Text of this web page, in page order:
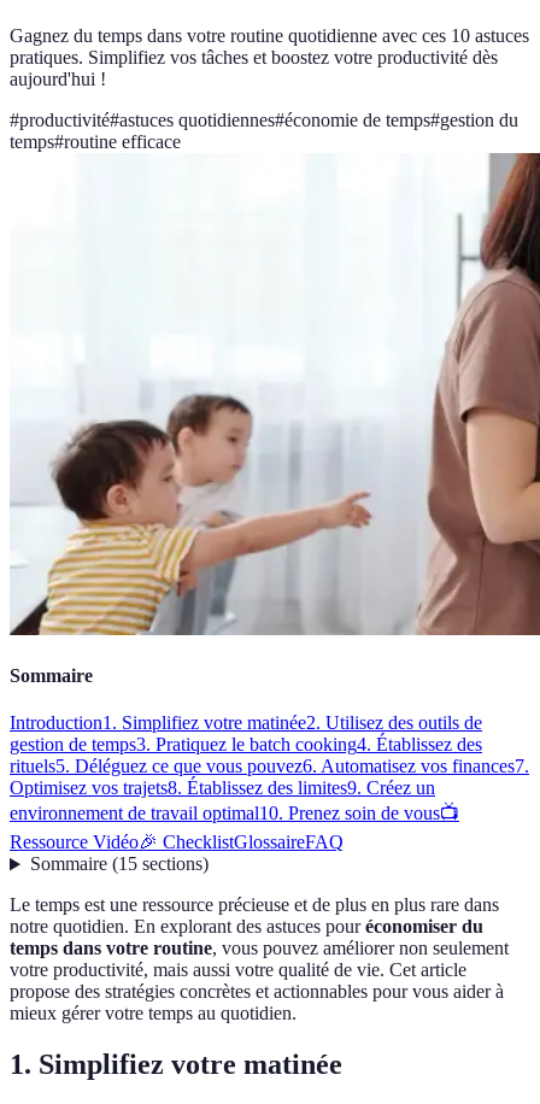
Gagnez du temps dans votre routine quotidienne avec ces 10 astuces
pratiques. Simplifiez vos tâches et boostez votre productivité dès
aujourd'hui !
#productivité#astuces quotidiennes#économie de temps#gestion du
temps#routine efficace
Sommaire
Introduction1. Simplifiez votre matinée2. Utilisez des outils de
gestion de temps3. Pratiquez le batch cooking4. Établissez des
rituels5. Déléguez ce que vous pouvez6. Automatisez vos finances7.
Optimisez vos trajets8. Établissez des limites9. Créez un
environnement de travail optimal10. Prenez soin de vous📺
Ressource Vidéo🎉 ChecklistGlossaireFAQ
Sommaire(15 sections)
Le temps est une ressource précieuse et de plus en plus rare dans
notre quotidien. En explorant des astuces pouréconomiser du
temps dans votre routine, vous pouvez améliorer non seulement
votre productivité, mais aussi votre qualité de vie. Cet article
propose des stratégies concrètes et actionnables pour vous aider à
mieux gérer votre temps au quotidien.
1. Simplifiez votre matinée